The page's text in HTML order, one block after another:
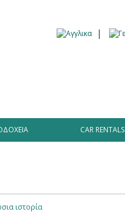
CAR RENTALS
ιστορία